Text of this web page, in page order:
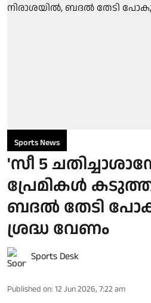
Sports News
'സീ 5
പ്രേമികൾ
ബദൽ തേടി
ശ്രദ്ധ വേണം
Sports Desk
Published on: 12 Jun 2026, 7:22 am